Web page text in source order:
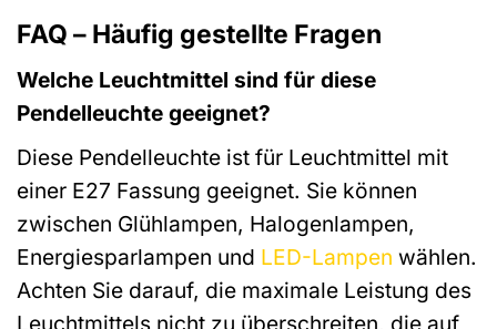
FAQ – Häufig gestellte Fragen
Welche Leuchtmittel sind für diese
Pendelleuchte geeignet?
Diese Pendelleuchte ist für Leuchtmittel mit
einer E27 Fassung geeignet. Sie können
zwischen Glühlampen, Halogenlampen,
Energiesparlampen und LED-Lampen wählen.
Achten Sie darauf, die maximale Leistung des
Leuchtmittels nicht zu überschreiten, die auf